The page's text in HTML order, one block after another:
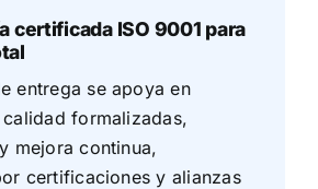
certificada ISO 9001 para
entrega se apoya en
formalizadas,
mejora continua,
certificaciones y alianzas